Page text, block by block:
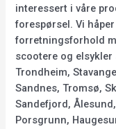
interessert i våre
forespørsel. Vi
forretningsforhold
scootere og elsykler
Trondheim,
Sandnes, Tromsø,
Sandefjord,
Porsgrunn,